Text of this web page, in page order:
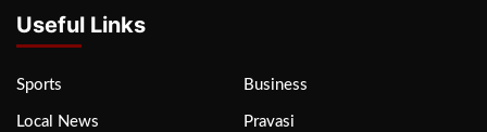
Useful Links
Sports Business
Local News Pravasi